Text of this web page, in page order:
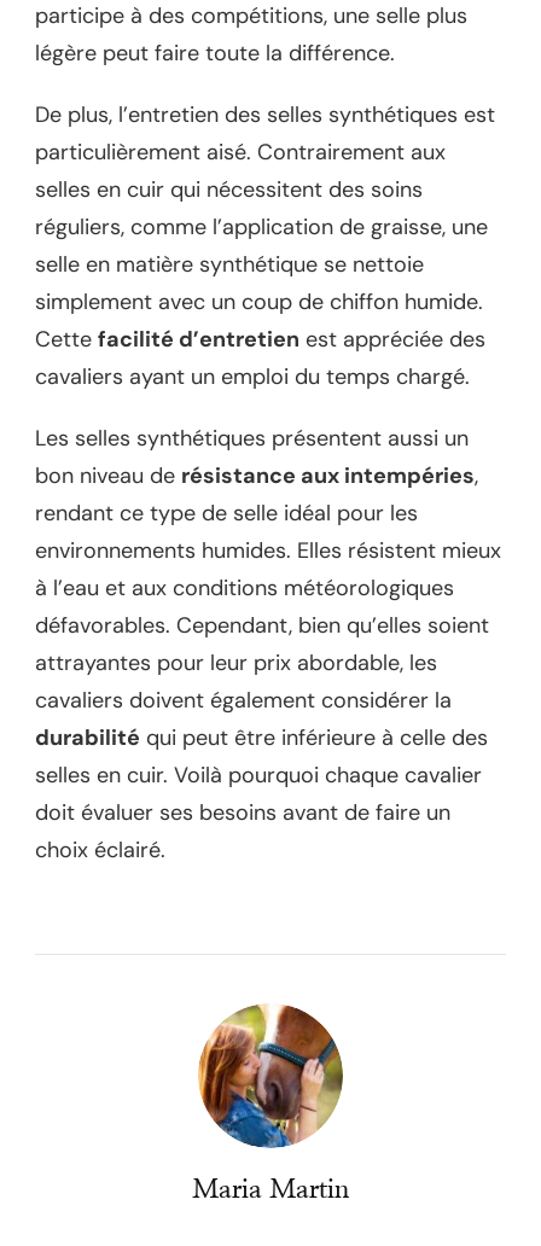
participe à des compétitions, une selle plus
légère peut faire toute la différence.
De plus, l’entretien des selles synthétiques est
particulièrement aisé. Contrairement aux
selles en cuir qui nécessitent des soins
réguliers, comme l’application de graisse, une
selle en matière synthétique se nettoie
simplement avec un coup de chiffon humide.
Cette facilité d’entretien est appréciée des
cavaliers ayant un emploi du temps chargé.
Les selles synthétiques présentent aussi un
bon niveau de résistance aux intempéries,
rendant ce type de selle idéal pour les
environnements humides. Elles résistent mieux
à l’eau et aux conditions météorologiques
défavorables. Cependant, bien qu’elles soient
attrayantes pour leur prix abordable, les
cavaliers doivent également considérer la
durabilité qui peut être inférieure à celle des
selles en cuir. Voilà pourquoi chaque cavalier
doit évaluer ses besoins avant de faire un
choix éclairé.
Maria Martin